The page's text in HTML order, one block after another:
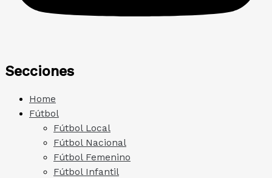
Secciones
Home
Fútbol
Fútbol Local
Fútbol Nacional
Fútbol Femenino
Fútbol Infantil